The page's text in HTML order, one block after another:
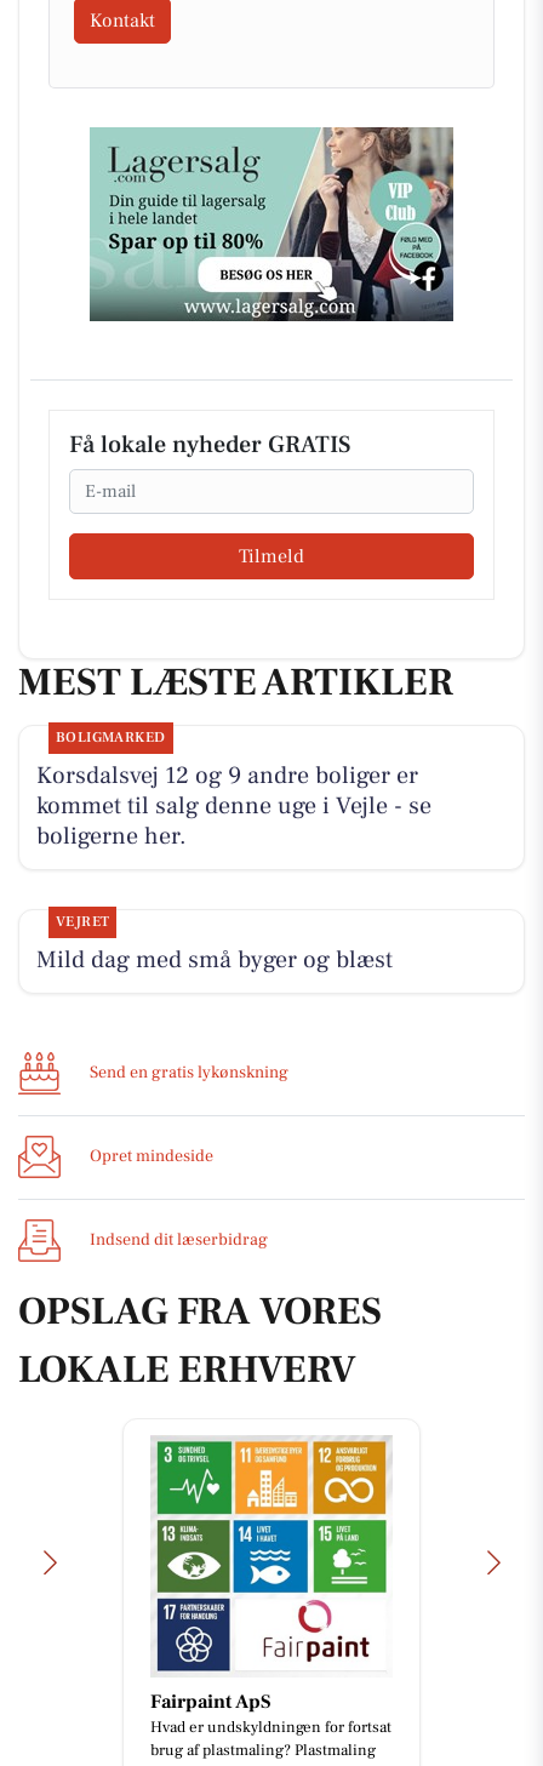
Kontakt
Få lokale nyheder GRATIS
Email
Tilmeld
MEST LÆSTE ARTIKLER
BOLIGMARKED
Korsdalsvej 12 og 9 andre boliger er
kommet til salg denne uge i Vejle - se
boligerne her.
VEJRET
Mild dag med små byger og blæst
Send en gratis lykønskning
Opret mindeside
Indsend dit læserbidrag
OPSLAG FRA VORES
LOKALE ERHVERV
Detailing Center
Ny Skoda Elroq RS i en fantastisk
rød metallak ❤️✨ En fabriksny bil